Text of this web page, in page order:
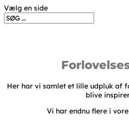
Vælg en side
Her har vi samlet et lille udpluk af
blive
Vi har endnu flere i